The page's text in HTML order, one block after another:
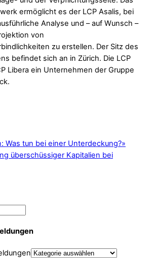
ermöglicht es der LCP Asalis, bei
Analyse und – auf Wunsch –
von
zu erstellen. Der Sitz des
befindet sich an in Zürich. Die LCP
Libera ein Unternehmen der Gruppe
Was tun bei einer Unterdeckung?»
überschüssiger Kapitalien bei